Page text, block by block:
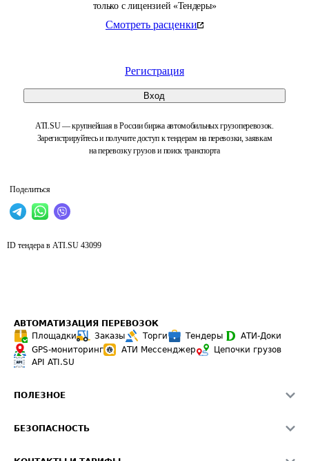
только с лицензией «Тендеры»
Смотреть расценки
Регистрация
Вход
ATI.SU — крупнейшая в России биржа автомобильных грузоперевозок.
Зарегистрируйтесь и получите доступ к тендерам на перевозки, заявкам
на перевозку грузов и поиск транспорта
Поделиться
ID тендера в ATI.SU 43099
АВТОМАТИЗАЦИЯ ПЕРЕВОЗОК
Площадки
Заказы Торги Тендеры
АТИ-Доки
GPS-мониторинг
АТИ Мессенджер
Цепочки грузов
API ATI.SU
ПОЛЕЗНОЕ
Звезды ATI.SU на вашем сайте
БЕЗОПАСНОСТЬ